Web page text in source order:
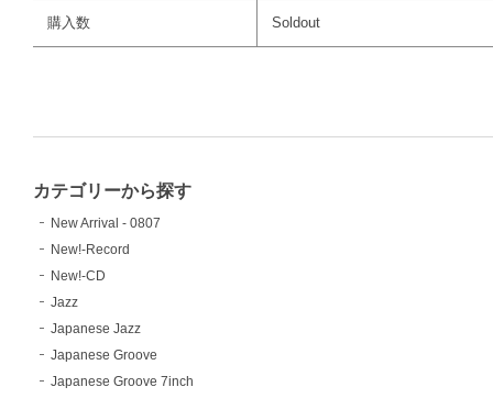
購入数 Soldout
カテゴリーから探す
New Arrival - 0807
New!-Record
New!-CD
Jazz
Japanese Jazz
Japanese Groove
Japanese Groove 7inch